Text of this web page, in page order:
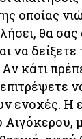
οποίας
θα
να
κάτι
ενοχές. Η
Αιγόκερου,